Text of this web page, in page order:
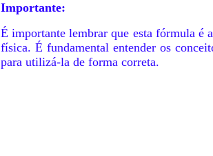
Importante:
É importante lembrar que esta fórmula é
física. É fundamental entender os
para utilizá-la de forma correta.